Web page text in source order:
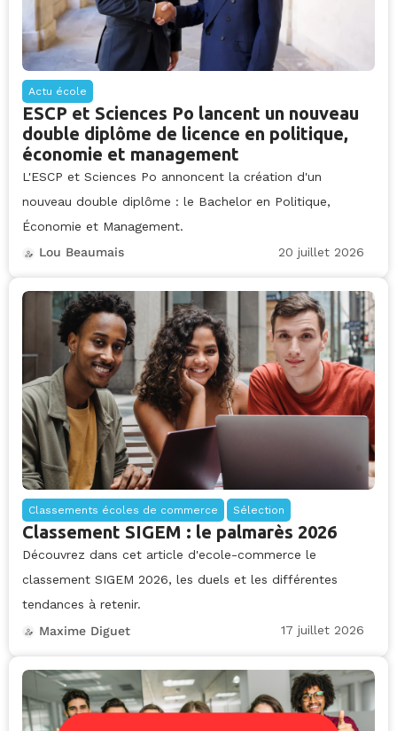
Actu école
ESCP et Sciences Po lancent un nouveau
double diplôme de licence en politique,
économie et management
L'ESCP et Sciences Po annoncent la création d'un
nouveau double diplôme : le Bachelor en Politique,
Économie et Management.
Lou Beaumais
20 juillet 2026
Classements écoles de commerce Sélection
Classement SIGEM : le palmarès 2026
Découvrez dans cet article d'ecole-commerce le
classement SIGEM 2026, les duels et les différentes
tendances à retenir.
Maxime Diguet
17 juillet 2026